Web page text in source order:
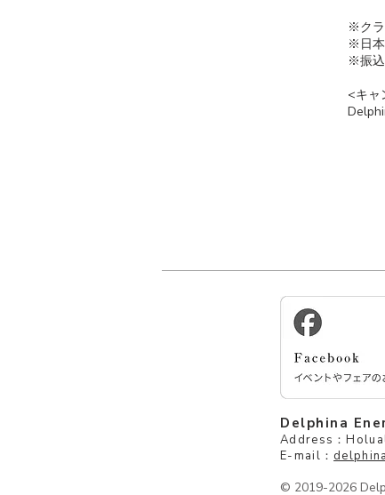
※クラ
※日本
※振込
<キャ
Delphina
Address：
E-mail：
© 2019-2026